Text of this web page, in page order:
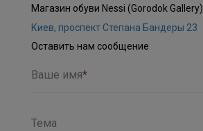
Магазин обуви Nessi (Gorodok Gallery)
Киев, проспект Степана Бандеры 23
Оставить нам сообщение
Ваше имя*
Тема